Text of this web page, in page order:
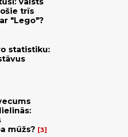
trīs
"Lego"?
statistiku:
mūžs?
3